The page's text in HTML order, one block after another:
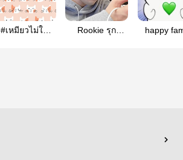
#เหมียวไม่ใช่
Rookie รุก
happy